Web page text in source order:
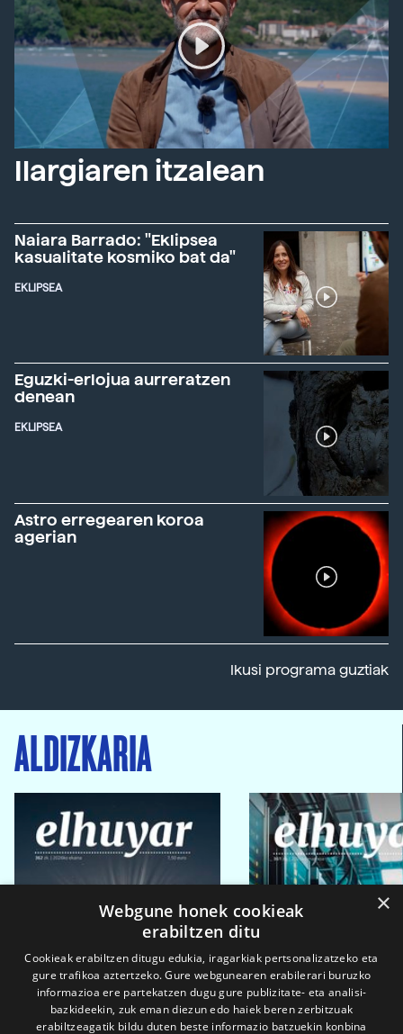
Ilargiaren itzalean
Naiara Barrado: "Eklipsea
kasualitate kosmiko bat da"
EKLIPSEA
Eguzki-erlojua aurreratzen
denean
EKLIPSEA
Astro erregearen koroa
agerian
Ikusi programa guztiak
ALDIZKARIA
×
Webgune honek cookieak
erabiltzen ditu
Cookieak erabiltzen ditugu edukia, iragarkiak pertsonalizatzeko eta
gure trafikoa aztertzeko. Gure webgunearen erabilerari buruzko
informazioa ere partekatzen dugu gure publizitate- eta analisi-
bazkideekin, zuk eman diezun edo haiek beren zerbitzuak
erabiltzeagatik bildu duten beste informazio batzuekin konbina